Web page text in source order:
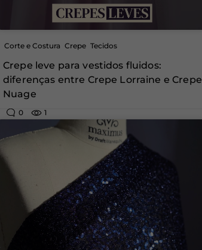
Corte e Costura Crepe Tecidos
Crepe leve para vestidos fluidos:
diferenças entre Crepe Lorraine e Crepe
Nuage
0 1